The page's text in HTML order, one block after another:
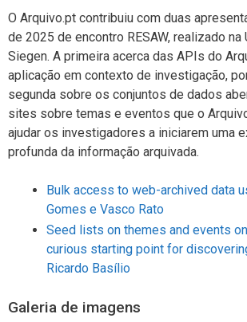
O Arquivo.pt contribuiu com duas
de 2025 de encontro RESAW, realizado
Siegen. A primeira acerca das APIs do
aplicação em contexto de investigação,
segunda sobre os conjuntos de dados
sites sobre temas e eventos que o
ajudar os investigadores a iniciarem uma
profunda da informação arquivada.
Bulk access to web-archived data
Gomes e Vasco Rato
Seed lists on themes and events
curious starting point for
Ricardo Basílio
Galeria de imagens